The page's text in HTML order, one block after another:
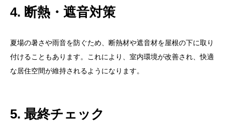
4. 断熱・遮音対策
夏場の暑さや雨音を防ぐため、断熱材や遮音材を屋根の下に取り
付けることもあります。これにより、室内環境が改善され、快適
な居住空間が維持されるようになります。
5. 最終チェック